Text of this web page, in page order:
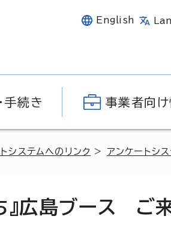
English
手続き 事業者向
システムへのリンク > アンケートシ
』広島ブース ご